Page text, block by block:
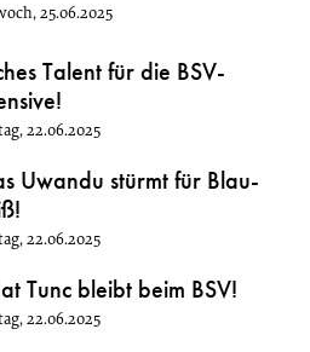
25.06.2025
Talent für die BSV-
22.06.2025
Uwandu stürmt für Blau-
22.06.2025
Tunc bleibt beim BSV!
22.06.2025